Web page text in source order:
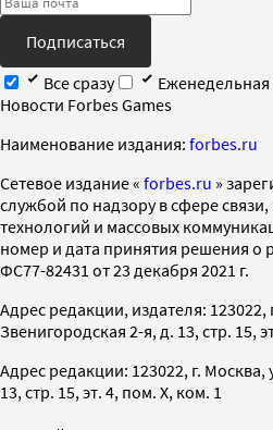
Подписаться
Все сразу
Еженедельная
Новости Forbes Games
Наименование издания: forbes.ru
Cетевое издание « forbes.ru »
службой по надзору в сфере
технологий и массовых
номер и дата принятия решения о
ФС77-82431 от 23 декабря 2021 г.
Адрес редакции, издателя: 123022,
Звенигородская 2-я, д. 13, стр. 15,
Адрес редакции: 123022, г. Москва,
13, стр. 15, эт. 4, пом. X, ком. 1